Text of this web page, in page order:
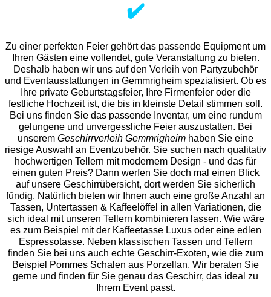
✔️
Zu einer perfekten Feier gehört das passende Equipment um
Ihren Gästen eine vollendet, gute Veranstaltung zu bieten.
Deshalb haben wir uns auf den Verleih von Partyzubehör
und Eventausstattungen in Gemmrigheim spezialisiert. Ob es
Ihre private Geburtstagsfeier, Ihre Firmenfeier oder die
festliche Hochzeit ist, die bis in kleinste Detail stimmen soll.
Bei uns finden Sie das passende Inventar, um eine rundum
gelungene und unvergess liche Feier auszustatten. Bei
unserem Geschirrverleih Gemmrigheim haben Sie eine
riesige Auswahl an Eventzubehör. Sie suchen nach qualitativ
hochwertigen Tellern mit modernem Design - und das für
einen guten Preis? Dann werfen Sie doch mal einen Blick
auf unsere Geschirrübersicht, dort werden Sie sicherlich
fündig. Natürlich bieten wir Ihnen auch eine große Anzahl an
Tassen, Untertassen & Kaffeelöffel in allen Variationen, die
sich ideal mit unseren Tellern kombinieren lassen. Wie wäre
es zum Beispiel mit der Kaffeetasse Luxus oder eine edlen
Espressotasse. Neben klassischen Tassen und Tellern
finden Sie bei uns auch echte Geschirr-Exoten, wie die zum
Beispiel Pommes Schalen aus Porzellan. Wir beraten Sie
gerne und finden für Sie genau das Geschirr, das ideal zu
Ihrem Event passt.